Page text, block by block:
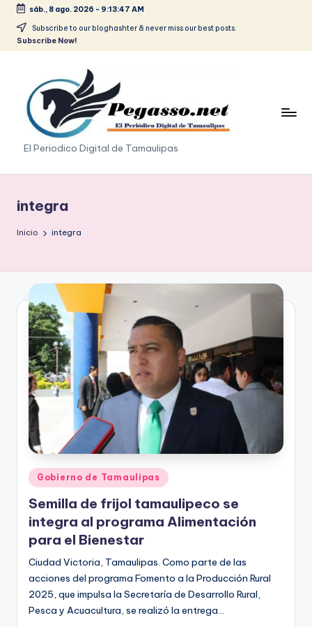
Saltar
sáb., 8 ago. 2026 - 9:13:48 AM
Subscribe to our bloghashter & never miss our best posts.
Subscribe Now!
p
e
g
s
.
p
r
e
s
s
El Periodico Digital de Tamaulipas
integra
Inicio integra
Publicado
en
Gobierno de Tamaulipas
Semilla de frijol tamaulipeco se
integra al programa Alimentación
para el Bienestar
Ciudad Victoria, Tamaulipas. Como parte de las
acciones del programa Fomento a la Producción Rural
2025, que impulsa la Secretaría de Desarrollo Rural,
Pesca y Acuacultura, se realizó la entrega…